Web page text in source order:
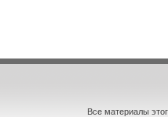
Все материалы